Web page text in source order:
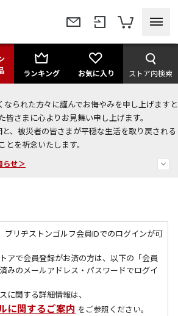
ランキング お気に入り ストア内検索
られた方々に謹んでお悔やみを申し上げますと
皆さまに心よりお見舞い申し上げます。
、被災者の皆さまが平穏な生活を取り戻される
ことを祈念いたします。
円OFFクーポンプレゼント！
らせ＞
ブリヂストンゴルフ会員IDでのログインが可
アで会員登録がお済の方は、以下の「会員
みのメールアドレス・パスワードでログイ
に関する詳細情報は、
に関するご案内 をご参照ください。